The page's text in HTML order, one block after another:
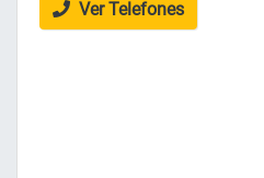
Ver Telefones